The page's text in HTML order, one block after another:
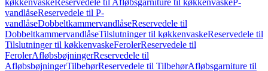
køkkenvaskeReservedele til Afløbsgarniture til køkkenvaskeP-
vandlåseReservedele til P-
vandlåseDobbeltkammervandlåseReservedele til
DobbeltkammervandlåseTilslutninger til køkkenvaskeReservedele til
Tilslutninger til køkkenvaskeFerolerReservedele til
FerolerAfløbsbøjningerReservedele til
AfløbsbøjningerTilbehørReservedele til TilbehørAfløbsgarniture til